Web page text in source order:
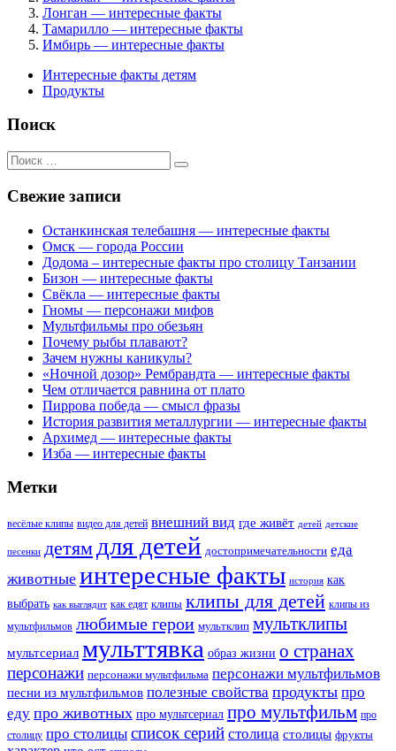
Лонган — интересные факты
Тамарилло — интересные факты
Имбирь — интересные факты
Интересные факты детям
Продукты
Поиск
Поиск
для:
Свежие записи
Останкинская телебашня — интересные факты
Омск — города России
Додома – интересные факты про столицу Танзании
Бизон — интересные факты
Свёкла — интересные факты
Гномы — персонажи мифов
Мультфильмы про обезьян
Почему рыбы плавают?
Зачем нужны каникулы?
«Ночной дозор» Рембрандта — интересные факты
Чем отличается равнина от плато
Пиррова победа — смысл фразы
История развития металлургии — интересные факты
Архимед — интересные факты
Изба — интересные факты
Метки
весёлые клипы видео для детей внешний вид где живёт детей детские
песенки детям для детей достопримечательности еда
животные интересные факты история как
выбрать как выглядит как едят клипы клипы для детей клипы из
мультфильмов любимые герои мультклип мультклипы
мультсериал мульттявка образ жизни о странах
персонажи персонажи мультфильма персонажи мультфильмов
песни из мультфильмов полезные свойства продукты про
еду про животных про мультсериал про мультфильм про
столицу про столицы список серий столица столицы фрукты